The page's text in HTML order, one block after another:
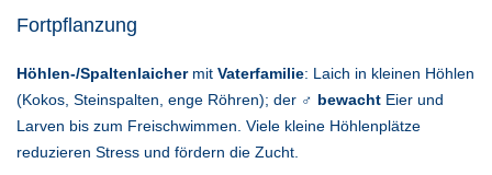
Fortpflanzung
Höhlen-/Spaltenlaichermit Vaterfamilie: Laich in kleinen Höhlen
(Kokos, Steinspalten, enge Röhren); der ♂ bewacht Eier und
Larven bis zum Freischwimmen. Viele kleine Höhlenplätze
reduzieren Stress und fördern die Zucht.